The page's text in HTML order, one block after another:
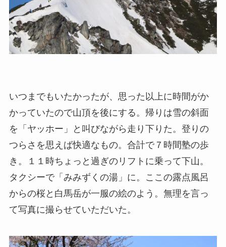
いつまでもいたかったが、思った以上に時間がか
かっていたので山頂を後にする。帰りは雪の斜面
を「ヤッホー」と叫びながら走り下りた。登りの
つらさを思えば快適なもの。合計で７時間塾の歩
き。１１時ちょっと過ぎのリフトに乗って下山。
タクシーで「みみずくの湯」に。ここの露点風呂
からの桜と白馬岳が一服の絵のよう。無理を言っ
て写真に撮らせていただいた。